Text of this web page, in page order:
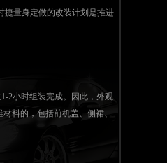
捷量身定做的改装计划是推进
2小时组装完成。因此，外观
料的，包括前机盖、侧裙、